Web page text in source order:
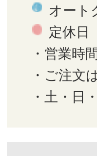
オート
定休日
・営業時
・ご注文
・土・日